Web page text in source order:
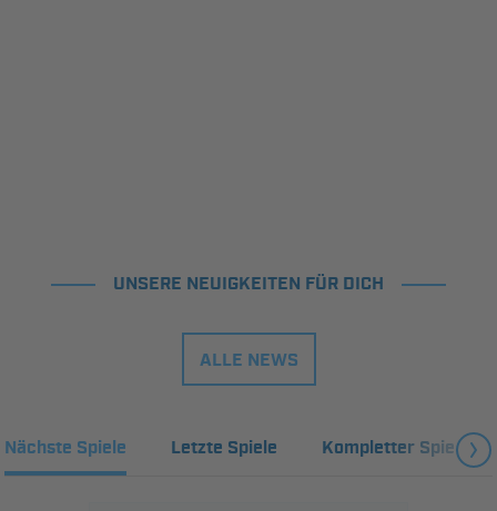
UNSERE NEUIGKEITEN FÜR DICH
ALLE NEWS
Nächste Spiele Letzte Spiele Kompletter Spielplan